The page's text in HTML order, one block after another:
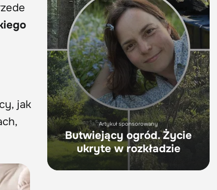
jak
Artykuł sponsorowany
Butwiejący ogród. Życie
ukryte w rozkładzie